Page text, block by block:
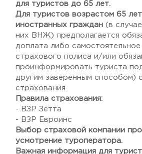
для туристов до 65 лет.
Для туристов возрастом 65
иностранных граждан (в
них ВНЖ) предполагается
доплата либо
страхового полиса и/или
проинформировать туриста
другим заверенным способом)
страхования.
Правила страхования:
- ВЗР Зетта
- ВЗР Евроинс
Выбор страховой компании
усмотрение туроператора.
Важная информация для